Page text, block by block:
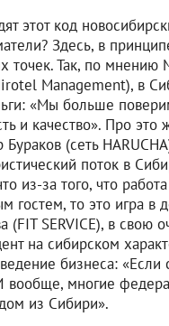
этот код
Здесь, в
точек. Так, по мнению
Management), в
«Мы больше
и качество». Про это
Бураков (сеть
поток в
из-за того, что
гостем, то это игра в
(FIT SERVICE), в свою
на сибирском
бизнеса: «Если
вообще, многие
из Сибири».